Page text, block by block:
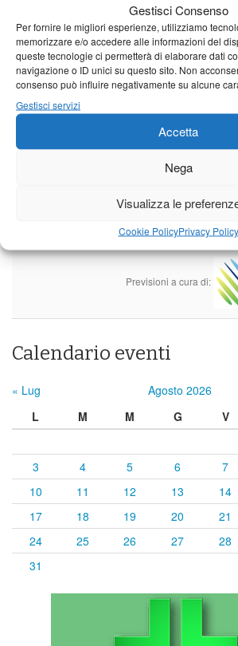
Gestisci Consenso
Per fornire le migliori esperienze, utilizziamo
memorizzare e/o accedere alle informazioni del
queste tecnologie ci permetterà di elaborare dati
navigazione o ID unici su questo sito. Non
consenso può influire negativamente su alcune
Gestisci servizi
Accetta
Nega
Visualizza le
Cookie PolicyPrivacy Policy
al di sopra delle
Leggi tutto…
Venerdì
Borgo a Mozzano
Barga
|34°C
Castelnuovo Garfagnana
21°C|34°C 21°C
Previsioni a cura di:
Calendario eventi
« Lug Agosto 2026
L
M M G V
3
4 5 6 7
10
11 12 13 14
17
18 19 20 21
24
25 26 27 28
31